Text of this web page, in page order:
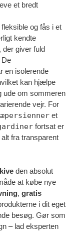
et bredt
og fås i et
kendte
der giver fuld
De
en isolerende
kan hjælpe
ude om sommeren
vejr. For
et
fortsat er
fra transparent
den absolut
at købe nye
, gratis
i dit eget
besøg. Gør som
– lad eksperten